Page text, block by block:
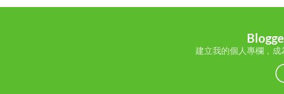
建立我的個人專欄，成